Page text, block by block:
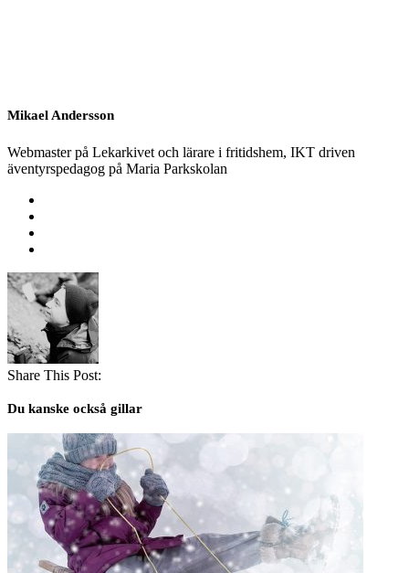
Mikael Andersson
Webmaster på Lekarkivet och lärare i fritidshem, IKT driven
äventyrspedagog på Maria Parkskolan
Share This Post:
Du kanske också gillar